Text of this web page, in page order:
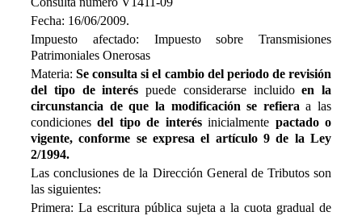
Fecha: 16/06/2009.
Impuesto afectado: Impuesto sobre Transmisiones
Patrimoniales Onerosas
Materia:Se consulta si el cambio del periodo de revisión
del tipo de interés puede considerarse incluidoen la
circunstancia de que la modificación se refieraa las
condicionesdel tipo de interésinicialmente pactado o
vigente, conforme se expresa el artículo 9 de la Ley
2/1994.
Las conclusiones de la Dirección General de Tributos son
las siguientes:
Primera: La escritura pública sujeta a la cuota gradual de